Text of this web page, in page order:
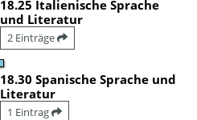
18.25 Italienische Sprache
und Literatur
2 Einträge
18.30 Spanische Sprache und
Literatur
1 Eintrag